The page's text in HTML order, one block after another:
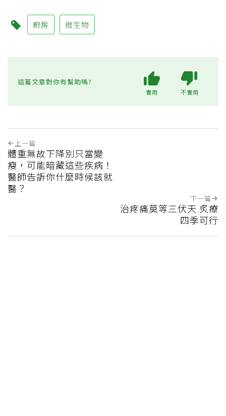
廚房 微生物
這篇文章對你有幫助嗎?
實用 不實用
上一篇
體重無故下降別只當變
瘦，可能暗藏這些疾病！
醫師告訴你什麼時候該就
醫？
下一篇
治疼痛莫等三伏天 炙療
四季可行